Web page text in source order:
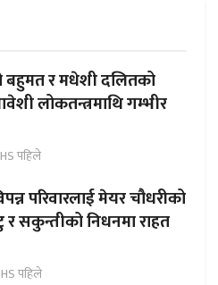
र मधेशी दलितको
लोकतन्त्रमाथि गम्भीर
पहिले
परिवारलाई मेयर चौधरीको
सकुन्तीको निधनमा राहत
पहिले